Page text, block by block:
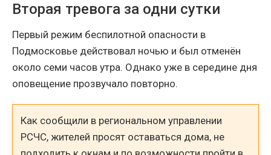
Вторая тревога за одни сутки
Первый режим беспилотной опасности в
Подмосковье действовал ночью и был отменён
около семи часов утра. Однако уже в середине дня
оповещение прозвучало повторно.
Как сообщили в региональном управлении
РСЧС, жителей просят оставаться дома, не